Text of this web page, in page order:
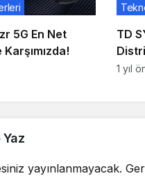
5G En Net
TD
1 yıl
Yaz
yayınlanmayacak.